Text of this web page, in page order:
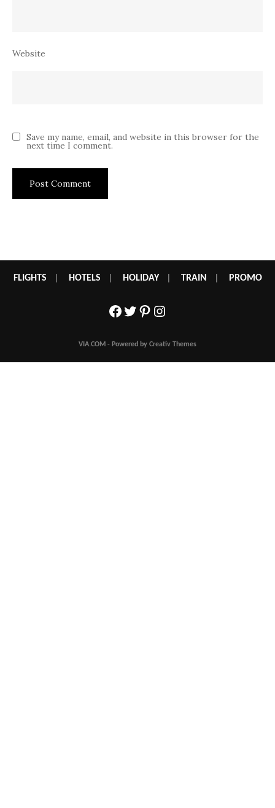
Website
Save my name, email, and website in this browser for the
next time I comment.
FLIGHTS HOTELS HOLIDAY| TRAIN PROMO
Facebook
Twitter
Pinterest
Instagram
VIA.COM - Powered by Creativ Themes